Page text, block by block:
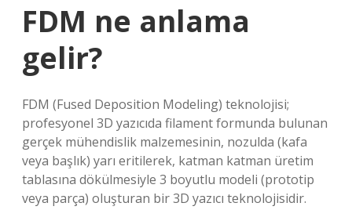
FDM ne anlama
gelir?
FDM (Fused Deposition Modeling) teknolojisi;
profesyonel 3D yazıcıda filament formunda bulunan
gerçek mühendislik malzemesinin, nozulda (kafa
veya başlık) yarı eritilerek, katman katman üretim
tablasına dökülmesiyle 3 boyutlu modeli (prototip
veya parça) oluşturan bir 3D yazıcı teknolojisidir.